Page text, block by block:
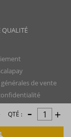
QTÉ : - +
QUALITÉ
de vente
données